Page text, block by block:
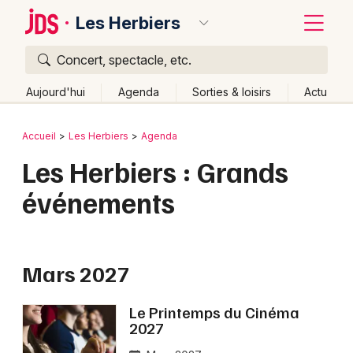
Les Herbiers
Concert, spectacle, etc.
Aujourd'hui Agenda Sorties & loisirs Actu
Publier un événement
Activité & Expérience
Manifestations
Foires & salons
Bordeaux
Colmar
Mulhouse
Retour
Accueil Les Herbiers Agenda
Les Herbiers : Grands
événements
Mars 2027
Le Printemps du Cinéma
2027
Quoi ?
Où ?
Pays de la Loire
Partout Près de moi Changer de lieu
Quand ?